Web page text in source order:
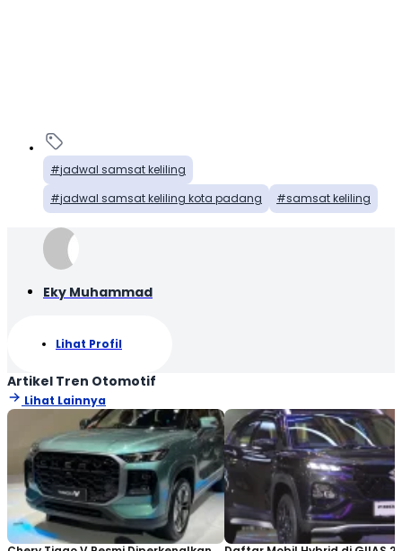
jadwal samsat keliling
jadwal samsat keliling kota padang
samsat keliling
Eky Muhammad
Lihat Profil
Artikel Tren Otomotif
Lihat Lainnya